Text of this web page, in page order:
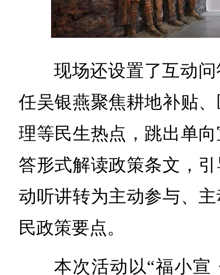
现场还设置了互动
任吴银燕聚焦耕地补贴
理等民生热点，跳出单
答形式解读政策条文，
动听讲转为主动参与、
民政策要点。
本次活动以“福小宣